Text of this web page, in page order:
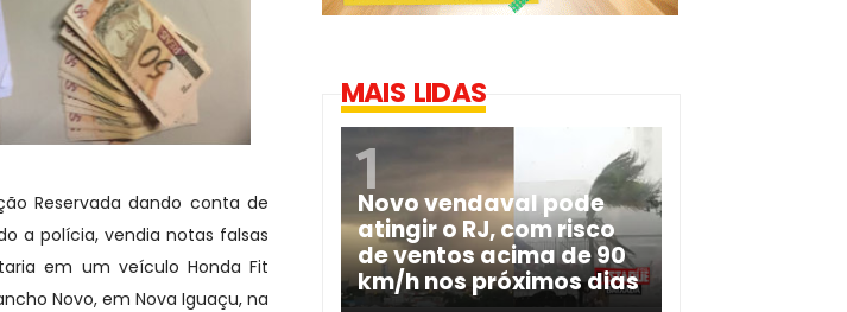
Reservada dando conta de
a polícia, vendia notas falsas
em um veículo Honda Fit
Novo, em Nova Iguaçu, na
MAIS LIDAS
Novo vendaval pode
atingir o RJ, com risco
de ventos acima de 90
km/h nos próximos dias